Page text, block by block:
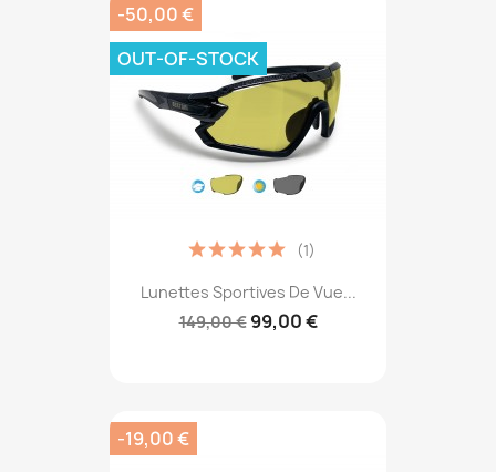
Lunettes Sportives De Vue...
149,00 € 99,00 €
(1)
-50,00 €
OUT-OF-STOCK
-19,00 €